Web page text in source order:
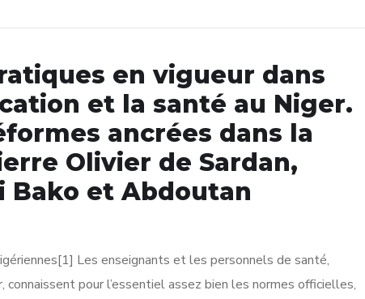
en vigueur dans
et la santé au Niger.
ancrées dans la
Olivier de Sardan,
Bako et Abdoutan
Les enseignants et les personnels de santé,
pour l’essentiel assez bien les normes officielles,